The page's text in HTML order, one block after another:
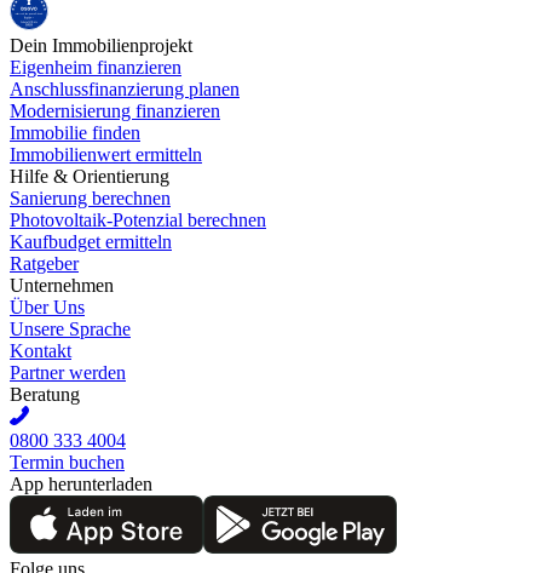
Dein Immobilienprojekt
Eigenheim finanzieren
Anschlussfinanzierung planen
Modernisierung finanzieren
Immobilie finden
Immobilienwert ermitteln
Hilfe & Orientierung
Sanierung berechnen
Photovoltaik-Potenzial berechnen
Kaufbudget ermitteln
Ratgeber
Unternehmen
Über Uns
Unsere Sprache
Kontakt
Partner werden
Beratung
0800 333 4004
Termin buchen
App herunterladen